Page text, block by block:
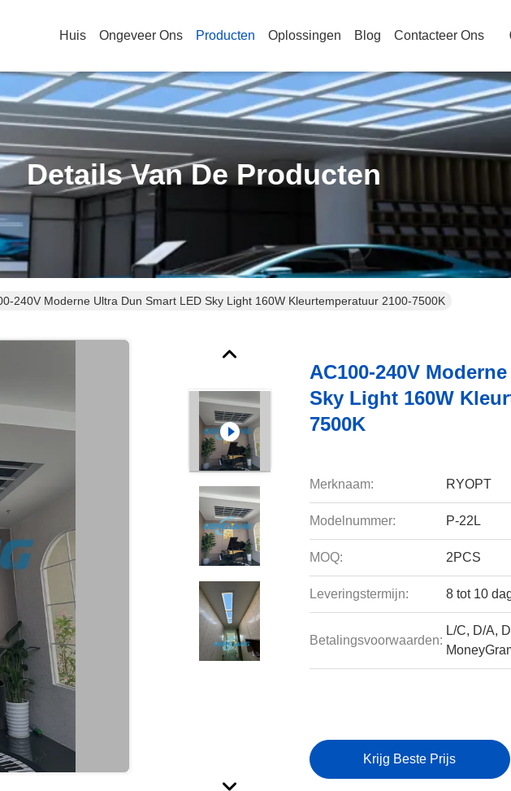
Huis Ongeveer Ons Producten Oplossingen Blog Contacteer Ons
Details Van De Producten
240V Moderne Ultra Dun Smart LED Sky Light 160W Kleurtemperatuur 2100-7500K
AC100-240V
Sky Light 160W
7500K
Merknaam: RYOPT
Modelnummer: P-22L
MOQ: 2PCS
Leveringstermijn: 8 tot 10
Betalingsvoorwaarden:
L/C, D/A,
Krijg Beste Prijs